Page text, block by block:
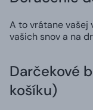
A to vrátane vašej
vašich snov a na
Darčekové
košíku)